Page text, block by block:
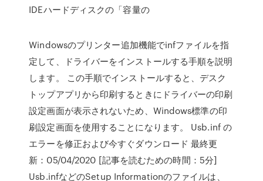
IDEハードディスクの「容量の
Windowsのプリンター追加機能でinfファイルを指
定して、ドライバーをインストールする手順を説明
します。 この手順でインストールすると、デスク
トップアプリから印刷するときにドライバーの印刷
設定画面が表示されないため、Windows標準の印
刷設定画面を使用することになります。 Usb.inf の
エラーを修正および今すぐダウンロード 最終更
新：05/04/2020 [記事を読むための時間：5分]
Usb.infなどのSetup Informationのファイルは、